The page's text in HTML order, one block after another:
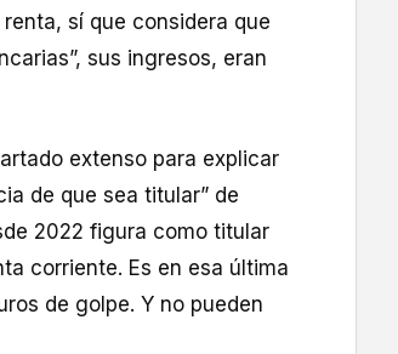
sí que considera que
sus ingresos, eran
extenso para explicar
de que sea titular” de
2022 figura como titular
corriente. Es en esa última
de golpe. Y no pueden